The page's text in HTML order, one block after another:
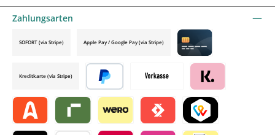
Zahlungsarten
Vorkasse Klarna by mollie
Alma by mollieRiverty by mollie
Wero Satispay by mollieTWINT by mollie
SOFORT (via Stripe) Apple Pay / Google Pay (via Stripe)
Credit card by mollie
Kreditkarte (via Stripe)
Später bezahlen